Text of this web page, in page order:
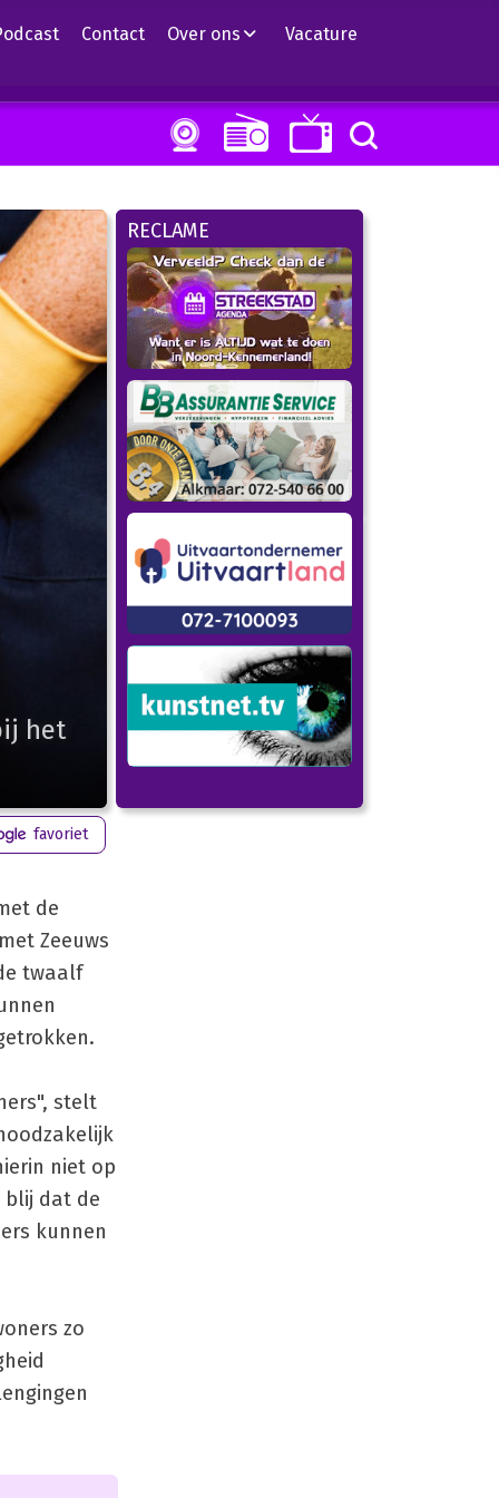
Contact Over ons Vacature
RECLAME
het
favoriet
de
Zeeuws
twaalf
stelt
niet op
blij dat de
kunnen
zo